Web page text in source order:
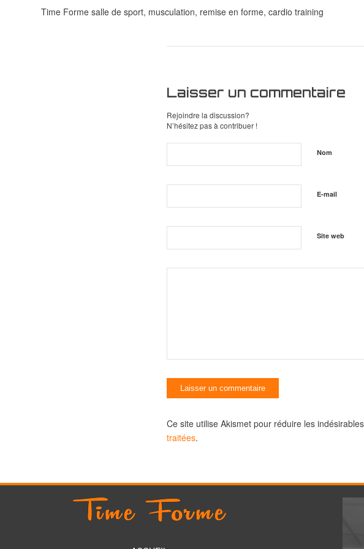
Time Forme salle de sport, musculation, remise en forme, cardio training
Laisser un commentaire
Rejoindre la discussion?
N’hésitez pas à contribuer !
Nom
E-mail
Site web
Ce site utilise Akismet pour réduire les
traitées.